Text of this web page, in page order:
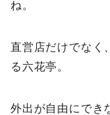
ね。
直営店だけでなく
る六花亭。
外出が自由にでき